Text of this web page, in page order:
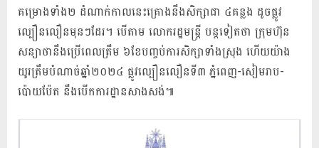
គម្រោងទាំង២ ដំណាក់កាលនេះគ្រោងនឹងសិក្សាជា ៤គន្លង ដូចផ្លូវ
ល្បឿនលឿនមុនៗដែរ។ បើ​តាម​ លោក​រដ្ឋមន្រ្តី បន្តទៀតថា ក្រុមហ៊ុន
សន្យា​ថានឹង​ប្រើ​ពេល​ត្រឹម ៦ខែ​បញ្ចប់​ការ​សិក្សា​ទាំងស្រុង ហើយយ៉ាង
យូរត្រឹមបំណាច់ឆ្នាំ២០២៤ ផ្លូវល្បឿនលឿនទី៣ ភ្នំពេញ-សៀមរាប-
ប៉ោយប៉ែត នឹងបើកការដ្ឋានសាងសង់៕​